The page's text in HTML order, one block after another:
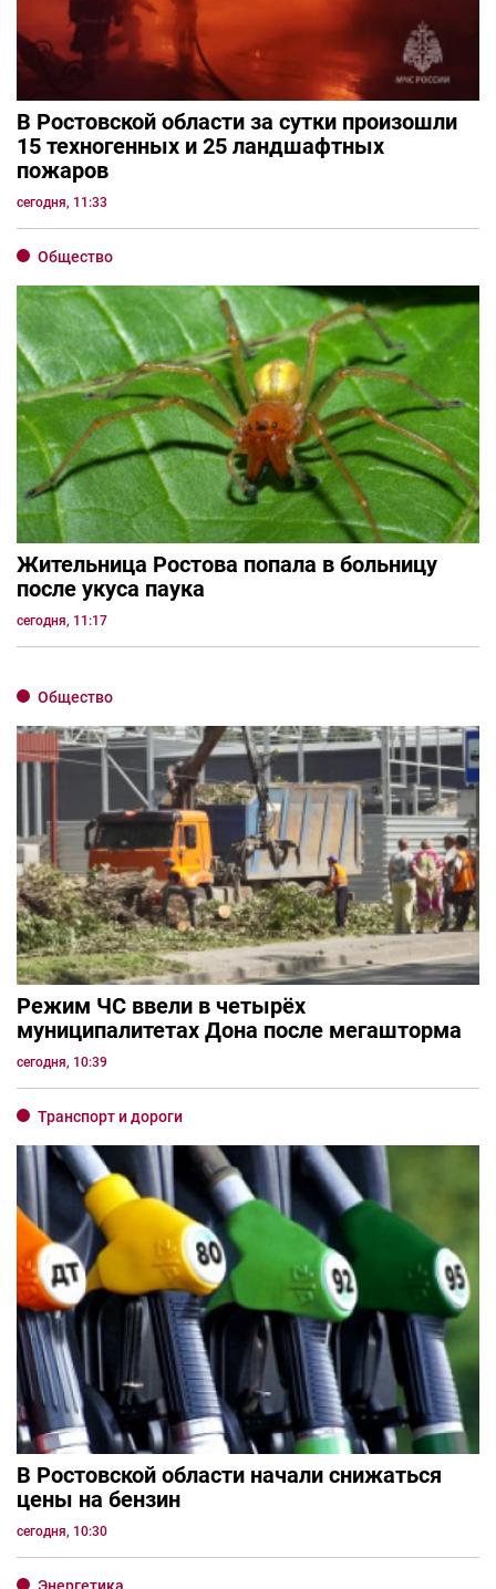
В Ростовской области за сутки произошли
15 техногенных и 25 ландшафтных
пожаров
сегодня, 11:33
Общество
Жительница Ростова попала в больницу
после укуса паука
сегодня, 11:17
Общество
Режим ЧС ввели в четырёх
муниципалитетах Дона после мегашторма
сегодня, 10:39
Транспорт и дороги
В Ростовской области начали снижаться
цены на бензин
сегодня, 10:30
Энергетика